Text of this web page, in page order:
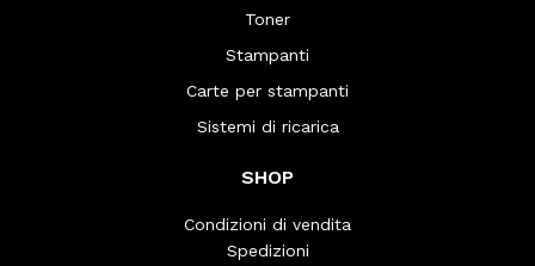
Toner
Stampanti
Carte per stampanti
Sistemi di ricarica
SHOP
Condizioni di vendita
Spedizioni